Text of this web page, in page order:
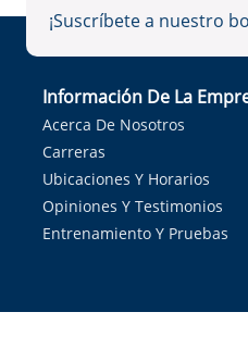
¡Suscríbete a nuestro
Información De La
Acerca De Nosotros
Carreras
Ubicaciones Y Horarios
Opiniones Y Testimonios
Entrenamiento Y Pruebas